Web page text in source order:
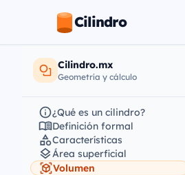
Cilindro
Cilindro.mx
Geometría y cálculo
¿Qué es un cilindro?
Definición formal
Características
Área superficial
Volumen